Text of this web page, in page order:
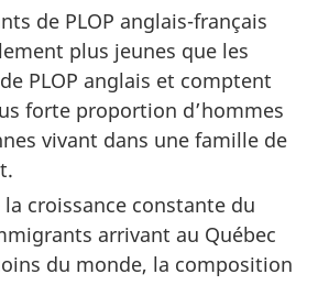
de PLOP anglais-français
plus jeunes que les
PLOP anglais et comptent
forte proportion d’hommes
vivant dans une famille de
croissance constante du
arrivant au Québec
du monde, la composition